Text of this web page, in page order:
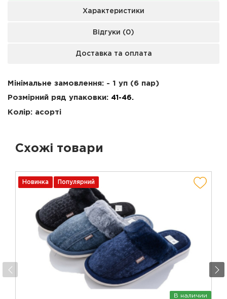
Характеристики
Відгуки (0)
Доставка та оплата
Мінімальне замовлення: - 1 уп (6 пар)
Розмірний ряд упаковки: 41-46.
Колір: асорті
Схожі товари
Новинка Популярний
В наличии